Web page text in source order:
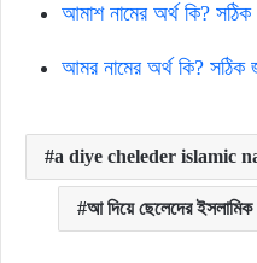
আমাশ নামের অর্থ কি?
আমর নামের অর্থ কি?
a diye cheleder islamic
আ দিয়ে ছেলেদের ইসলামিক